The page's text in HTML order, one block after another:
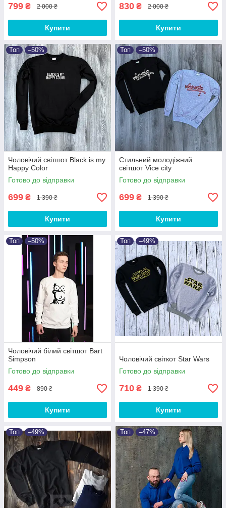
799 ₴ 2 000 ₴
Купити
830 ₴ 2 000 ₴
Купити
Топ –50%
Чоловічий світшот Black is my
Happy Color
Готово до відправки
699 ₴ 1 390 ₴
Купити
Топ –50%
Стильний молодіжний
світшот Vice city
Готово до відправки
699 ₴ 1 390 ₴
Купити
Топ –50%
Чоловічий білий світшот Bart
Simpson
Готово до відправки
449 ₴ 890 ₴
Купити
Топ –49%
Чоловічий світкот Star Wars
Готово до відправки
710 ₴ 1 390 ₴
Купити
Топ –49% Топ –47%